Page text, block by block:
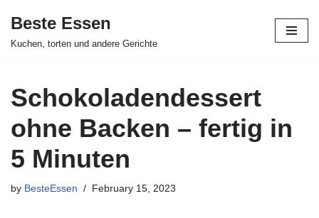
Skip
Beste Essen
Kuchen, torten und andere Gerichte
Schokoladendessert
ohne Backen – fertig in
5 Minuten
by BesteEssen February 15, 2023